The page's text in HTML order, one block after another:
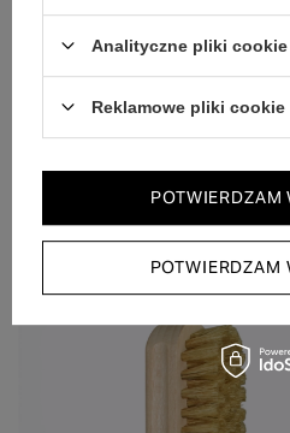
Dbamy o doświadczenie
Zobacz
Analityczne pliki cookie
Reklamowe pliki cookie
POTWIERDZAM
POTWIERDZAM